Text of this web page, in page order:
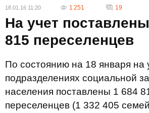
18.01.16 11:20 1 251 19
На учет
815 переселенцев
По состоянию на 18 января на
подразделениях социальной
населения поставлены 1 684
переселенцев (1 332 405